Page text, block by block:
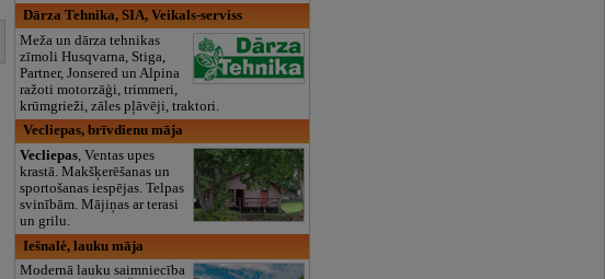
Dārza Tehnika, SIA, Veikals-serviss
Meža un dārza tehnikas
zīmoli Husqvarna, Stiga,
Partner, Jonsered un Alpina
ražoti motorzāģi, trimmeri,
krūmgrieži, zāles pļāvēji, traktori.
Vecliepas, brīvdienu māja
Vecliepas, Ventas upes
krastā. Makšķerēšanas un
sportošanas iespējas. Telpas
svinībām. Mājiņas ar terasi
un grilu.
Iešnalė, lauku māja
Modernā lauku saimniecība